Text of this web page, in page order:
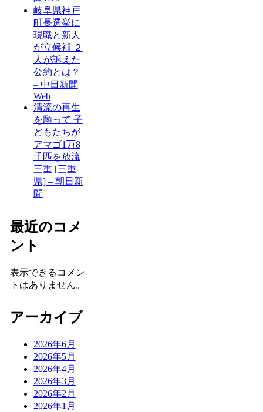
岐阜県神戸
町長選挙に
現職と新人
が立候補 ２
人が訴えた
公約とは？
– 中日新聞
Web
清流の再生
を願って 子
どもたちが
アマゴ1万8
千匹を放流
三重 [三重
県] – 朝日新
聞
最近のコメ
ント
表示できるコメン
トはありません。
アーカイブ
2026年6月
2026年5月
2026年4月
2026年3月
2026年2月
2026年1月